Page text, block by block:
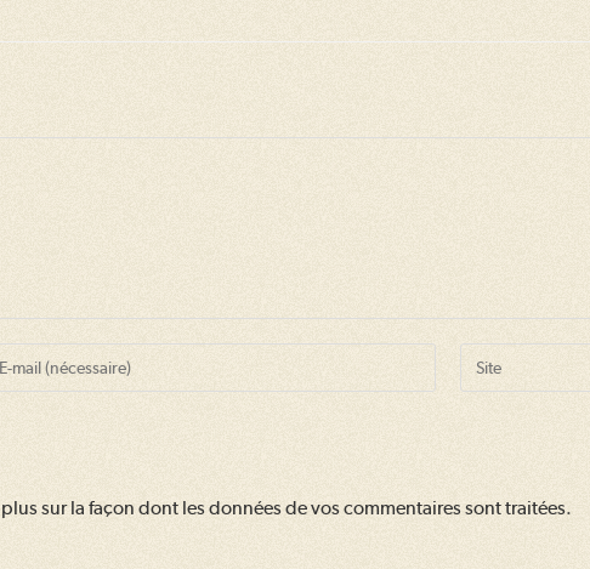
Saisir
l’URL
(facultatif)
sur la façon dont les données de vos commentaires sont traitées.